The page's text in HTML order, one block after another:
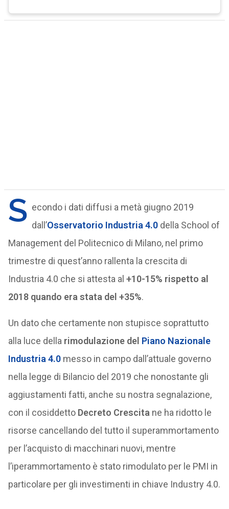
S econdo i dati diffusi a metà giugno 2019
dall’Osservatorio Industria 4.0della School of
Management del Politecnico di Milano, nel primo
trimestre di quest’anno rallenta la crescita di
Industria 4.0 che si attesta al +10-15% rispetto al
2018 quando era stata del +35%.
Un dato che certamente non stupisce soprattutto
alla luce della rimodulazione del Piano Nazionale
Industria 4.0messo in campo dall’attuale governo
nella legge di Bilancio del 2019 che nonostante gli
aggiustamenti fatti, anche su nostra segnalazione,
con il cosiddetto Decreto Crescita ne ha ridotto le
risorse cancellando del tutto il superammortamento
per l’acquisto di macchinari nuovi, mentre
l’iperammortamento è stato rimodulato per le PMI in
particolare per gli investimenti in chiave Industry 4.0.